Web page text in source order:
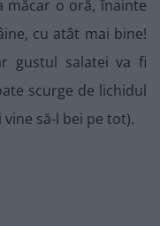
măcar o oră, înainte
cu atât mai bine!
gustul salatei va fi
scurge de lichidul
să-l bei pe tot).